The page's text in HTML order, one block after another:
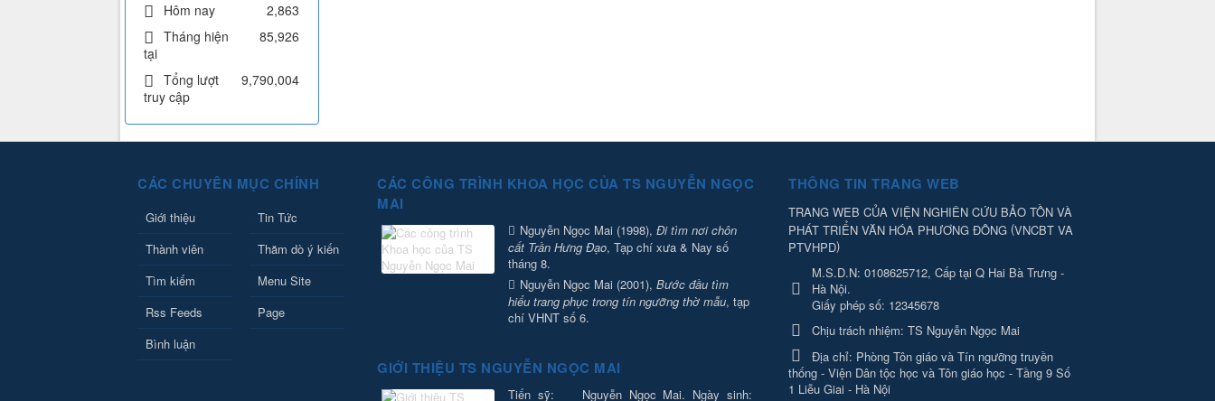
Hôm nay
2,863
Tháng hiện
tại
85,926
Tổng lượt
truy cập
9,790,004
CÁC CHUYÊN MỤC CHÍNH
Giới thiệu
Tin Tức
Thành viên
Thăm dò ý kiến
Tìm kiếm
Menu Site
Rss Feeds
Page
Bình luận
CÁC CÔNG TRÌNH KHOA HỌC CỦA TS NGUYỄN NGỌC
MAI
Nguyễn Ngọc Mai (1998), Đi tìm nơi chôn
cất Trần Hưng Đạo, Tạp chí xưa & Nay số
tháng 8.
Nguyễn Ngọc Mai (2001), Bước đầu tìm
hiểu trang phục trong tín ngưỡng thờ mẫu, tạp
chí VHNT số 6.
GIỚI THIỆU TS NGUYỄN NGỌC MAI
Tiến sỹ: Nguyễn Ngọc Mai. Ngày sinh:
THÔNG TIN TRANG WEB
TRANG WEB CỦA VIỆN NGHIÊN CỨU BẢO TỒN VÀ
PHÁT TRIỂN VĂN HÓA PHƯƠNG ĐÔNG (VNCBT VA
PTVHPD)
M.S.D.N: 0108625712, Cấp tại Q Hai Bà Trưng -
Hà Nội.
Giấy phép số: 12345678
Chịu trách nhiệm: TS Nguyễn Ngọc Mai
Địa chỉ: Phòng Tôn giáo và Tín ngưỡng truyền
thống - Viện Dân tộc học và Tôn giáo học - Tầng 9 Số
1 Liễu Giai - Hà Nội